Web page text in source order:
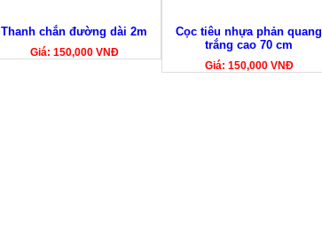
Thanh chắn đường dài 2m
Giá: 150,000 VNĐ
Cọc tiêu nhựa phản quang
trắng cao 70 cm
Giá: 150,000 VNĐ